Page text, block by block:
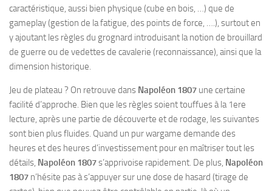
caractéristique, aussi bien physique (cube en bois, …) que de
gameplay (gestion de la fatigue, des points de force, ….), surtout en
y ajoutant les règles du grognard introduisant la notion de brouillard
de guerre ou de vedettes de cavalerie (reconnaissance), ainsi que la
dimension historique.
Jeu de plateau ? On retrouve dans Napoléon 1807 une certaine
facilité d’approche. Bien que les règles soient touffues à la 1ere
lecture, après une partie de découverte et de rodage, les suivantes
sont bien plus fluides. Quand un pur wargame demande des
heures et des heures d’investissement pour en maîtriser tout les
détails, Napoléon 1807s’apprivoise rapidement. De plus, Napoléon
1807 n’hésite pas à s’appuyer sur une dose de hasard (tirage de